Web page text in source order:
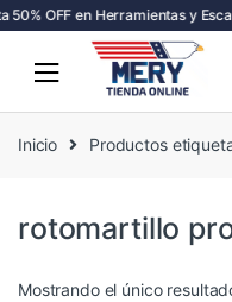
50% OFF en Herramientas y
Inicio Productos
rotomartillo
Mostrando el único